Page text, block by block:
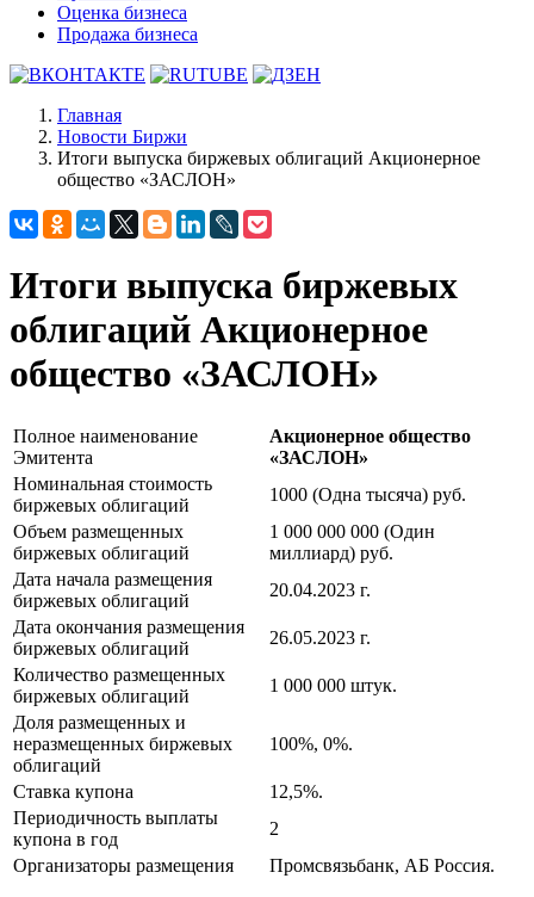
Оценка бизнеса
Продажа бизнеса
Главная
Новости Биржи
Итоги выпуска биржевых облигаций Акционерное
общество «ЗАСЛОН»
Итоги выпуска биржевых
облигаций Акционерное
общество «ЗАСЛОН»
Полное наименование
Эмитента
Акционерное общество
«ЗАСЛОН»
Номинальная стоимость
биржевых облигаций
1000 (Одна тысяча) руб.
Объем размещенных
биржевых облигаций
1 000 000 000 (Один
миллиард) руб.
Дата начала размещения
биржевых облигаций
20.04.2023 г.
Дата окончания размещения
биржевых облигаций
26.05.2023 г.
Количество размещенных
биржевых облигаций
1 000 000 штук.
Доля размещенных и
неразмещенных биржевых
облигаций
100%, 0%.
Ставка купона
12,5%.
Периодичность выплаты
купона в год
2
Организаторы размещения
Промсвязьбанк, АБ Россия.